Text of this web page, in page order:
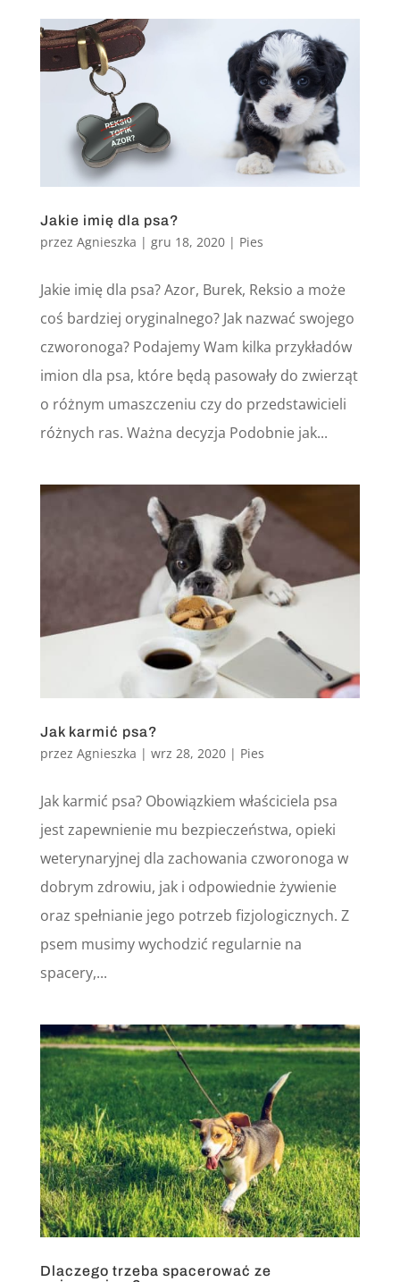
Jakie imię dla psa?
przez Agnieszka | gru 18, 2020| Pies
Jakie imię dla psa? Azor, Burek, Reksio a może
coś bardziej oryginalnego? Jak nazwać swojego
czworonoga? Podajemy Wam kilka przykładów
imion dla psa, które będą pasowały do zwierząt
o różnym umaszczeniu czy do przedstawicieli
różnych ras. Ważna decyzja Podobnie jak...
Jak karmić psa?
przez Agnieszka | wrz 28, 2020| Pies
Jak karmić psa? Obowiązkiem właściciela psa
jest zapewnienie mu bezpieczeństwa, opieki
weterynaryjnej dla zachowania czworonoga w
dobrym zdrowiu, jak i odpowiednie żywienie
oraz spełnianie jego potrzeb fizjologicznych. Z
psem musimy wychodzić regularnie na
spacery,...
Dlaczego trzeba spacerować ze